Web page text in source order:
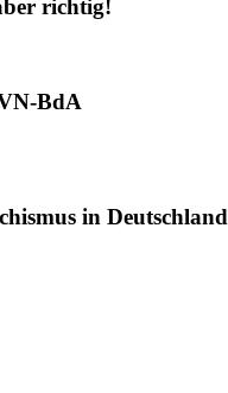
richtig!
BdA
in Deutschland